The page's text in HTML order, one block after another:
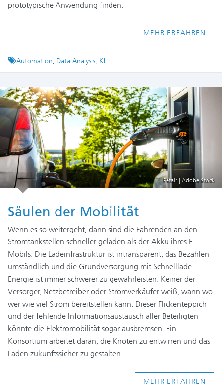
prototypische Anwendung finden.
MEHR ERFAHREN
Tagged
Automation, Data Analysis, KI
Petair | Adobe Stock
Säulen der Mobilität
Wenn es so weitergeht, dann sind die Fahrenden an den
Stromtankstellen schneller geladen als der Akku ihres E-
Mobils: Die Ladeinfrastruktur ist intransparent, das Bezahlen
umständlich und die Grundversorgung mit Schnelllade-
Energie ist immer schwerer zu gewährleisten. Keiner der
Versorger, Netzbetreiber oder Stromverkäufer weiß, wann wo
wer wie viel Strom bereitstellen kann. Dieser Flickenteppich
und der fehlende Informationsaustausch aller Beteiligten
könnte die Elektromobilität sogar ausbremsen. Ein
Konsortium arbeitet daran, die Knoten zu entwirren und das
Laden zukunftssicher zu gestalten.
MEHR ERFAHREN